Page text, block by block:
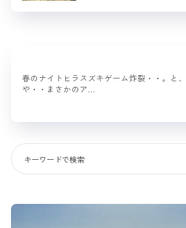
春のナイトヒラスズキゲーム炸裂・・。と
や・・まさかのア…